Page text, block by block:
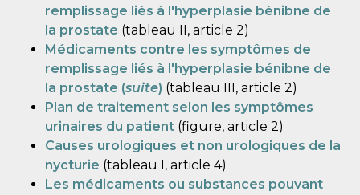
remplissage liés à l'hyperplasie bénibne de
la prostate (tableau II, article 2)
Médicaments contre les symptômes de
remplissage liés à l'hyperplasie bénibne de
la prostate (suite) (tableau III, article 2)
Plan de traitement selon les symptômes
urinaires du patient (figure, article 2)
Causes urologiques et non urologiques de la
nycturie (tableau I, article 4)
Les médicaments ou substances pouvant